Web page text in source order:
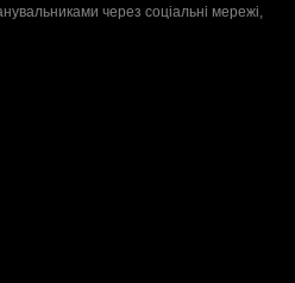
через соціальні мережі,